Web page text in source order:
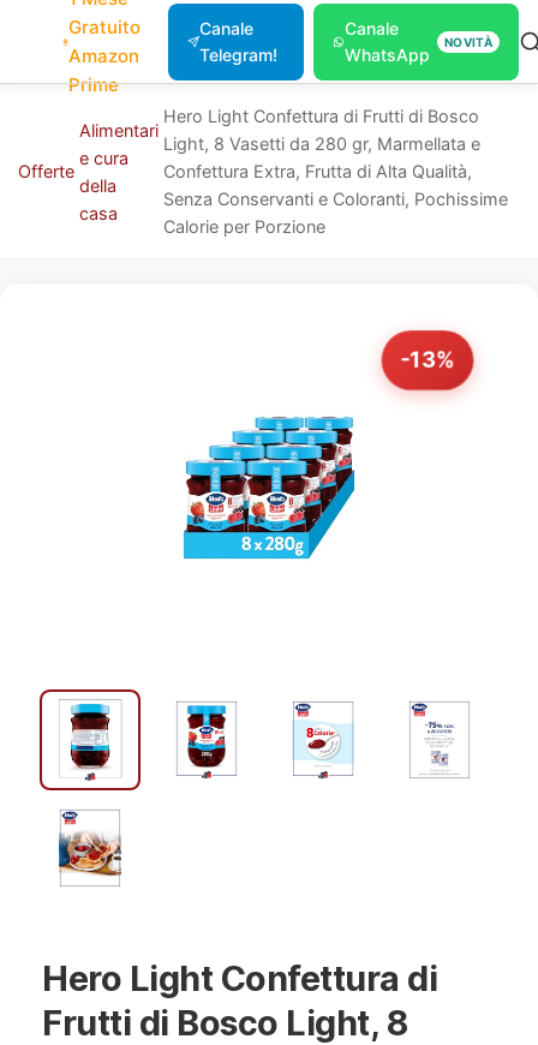
Gratuito
Amazon
Prime
Canale
Telegram!
Canale
WhatsApp
NOVITÀ
Offerte
Alimentari
e cura
della
casa
Hero Light Confettura di Frutti di Bosco
Light, 8 Vasetti da 280 gr, Marmellata e
Confettura Extra, Frutta di Alta Qualità,
Senza Conservanti e Coloranti, Pochissime
Calorie per Porzione
-13%
Hero Light Confettura di
Frutti di Bosco Light, 8